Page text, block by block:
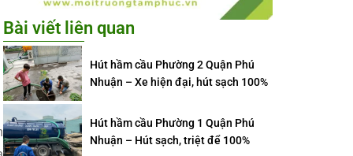
Bài viết liên quan
Hút hầm cầu Phường 2 Quận Phú
Nhuận – Xe hiện đại, hút sạch 100%
Hút hầm cầu Phường 1 Quận Phú
Nhuận – Hút sạch, triệt để 100%